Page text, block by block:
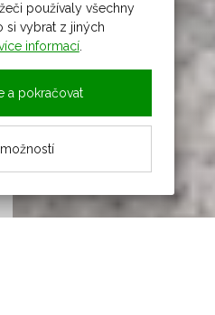
používaly všechny
si vybrat z jiných
informací.
a pokračovat